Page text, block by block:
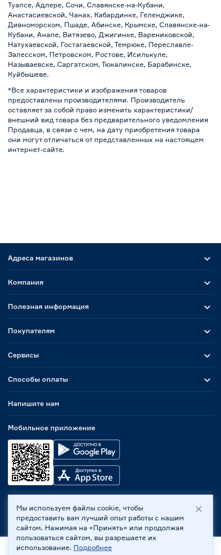
Туапсе, Адлере, Сочи, Славянске-на-Кубани,
Анастасиевской, Чанах, Кабардинке, Геленджике,
Дивноморском, Пшаде, Абинске, Крымске, Славянске-на-
Кубани, Анапе, Витязево, Джигинке, Варениковской,
Натухаевской, Гостагаевской, Темрюке, Переславле-
Залесском, Петровском, Ростове, Исилькуле,
Называевске, Саргатском, Тюкалинске, Барабинске,
Куйбышеве.
*Все характеристики и изображения товаров
предоставлены производителями. Производитель
оставляет за собой право изменить характеристики/
внешний вид товара без предварительного уведомления
Продавца, в связи с чем, на дату приобретения товара
они могут отличаться от представленных на настоящем
интернет-сайте.
Адреса магазинов
Способы оплаты
Мобильное приложение
Компания
Полезная информация
Покупателям
Сервисы
Напишите нам
ООО «Бауцентр Рус» 2004 -2026, 236029, г. Калининград,
ул. А.Невского, 205. ИНН 7702596813, КПП 390601001 ©
Все права защищены
Политика обработки персональных данных
Правовая информация
Мы используем файлы cookie, чтобы
предоставить вам лучший опыт работы с нашим
сайтом. Нажимая на «Принять» или продолжая
пользоваться сайтом, вы разрешаете их
использование. Подробнее